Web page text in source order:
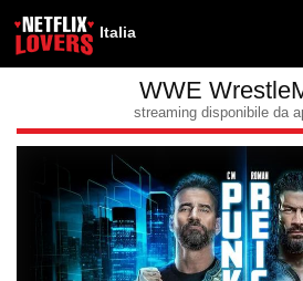
Italia
WWE
streaming disponibile da